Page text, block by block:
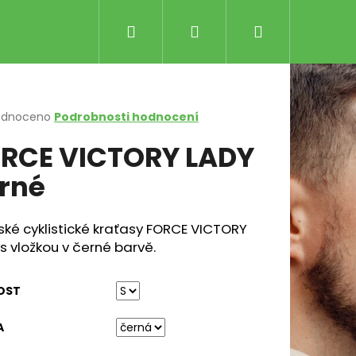
Přihlášení
košík
Podrobnosti hodnocení
VICTORY LADY
cyklistické kraťasy FORCE VICTORY
s vložkou v černé barvě.
RŮŽOVO-ČERNÉ